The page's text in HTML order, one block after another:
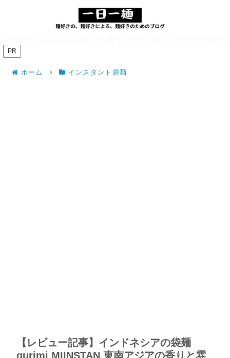
PR
ホーム インスタント袋麺
【レビュー記事】インドネシアの袋麺
gurimi MIINSTAN 東南アジアの香りと雰